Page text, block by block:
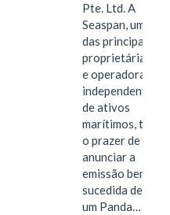
Pte. Ltd. A
Seaspan, uma
das principais
proprietárias
e operadoras
independentes
de ativos
marítimos, tem
o prazer de
anunciar a
emissão bem-
sucedida de
um Panda…